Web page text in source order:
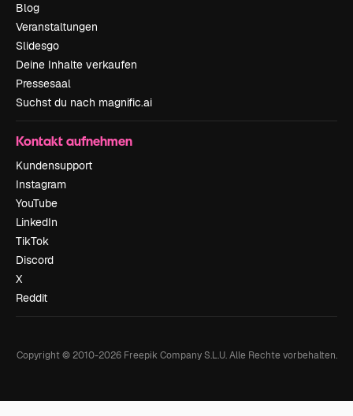
Blog
Veranstaltungen
Slidesgo
Deine Inhalte verkaufen
Pressesaal
Suchst du nach magnific.ai
Kontakt aufnehmen
Kundensupport
Instagram
YouTube
LinkedIn
TikTok
Discord
X
Reddit
Copyright © 2010-2026Freepik Company S.L.U. Alle Rechte vorbehalten.